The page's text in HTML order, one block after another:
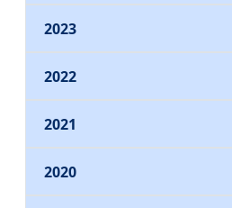
2023
2022
2021
2020